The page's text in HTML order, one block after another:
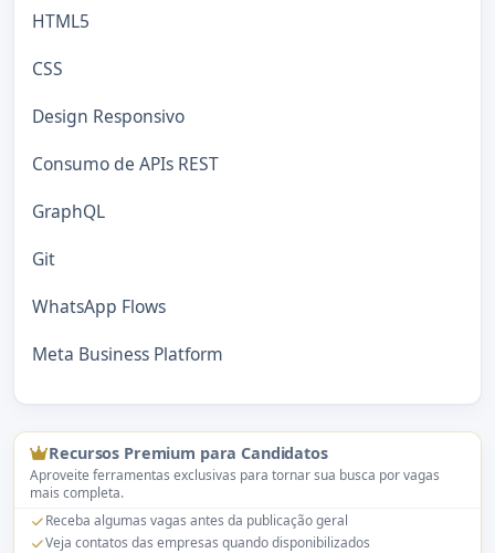
HTML5
CSS
Design Responsivo
Consumo de APIs REST
GraphQL
Git
WhatsApp Flows
Meta Business Platform
Recursos Premium para Candidatos
Aproveite ferramentas exclusivas para tornar sua busca por vagas
mais completa.
Receba algumas vagas antes da publicação geral
Veja contatos das empresas quando disponibilizados